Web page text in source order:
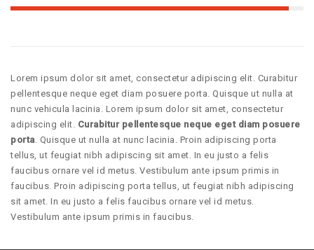
Lorem ipsum dolor sit amet, consectetur adipiscing elit. Curabitur
pellentesque neque eget diam posuere porta. Quisque ut nulla at
nunc vehicula lacinia. Lorem ipsum dolor sit amet, consectetur
adipiscing elit. Curabitur pellentesque neque eget diam posuere
porta. Quisque ut nulla at nunc lacinia. Proin adipiscing porta
tellus, ut feugiat nibh adipiscing sit amet. In eu justo a felis
faucibus ornare vel id metus. Vestibulum ante ipsum primis in
faucibus. Proin adipiscing porta tellus, ut feugiat nibh adipiscing
sit amet. In eu justo a felis faucibus ornare vel id metus.
Vestibulum ante ipsum primis in faucibus.